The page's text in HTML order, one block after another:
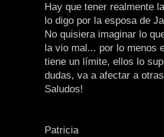
Hay que tener realmente
lo digo por la esposa de
No quisiera imaginar lo
la vio mal... por lo menos
tiene un límite, ellos lo
dudas, va a afectar a
Saludos!
Patricia